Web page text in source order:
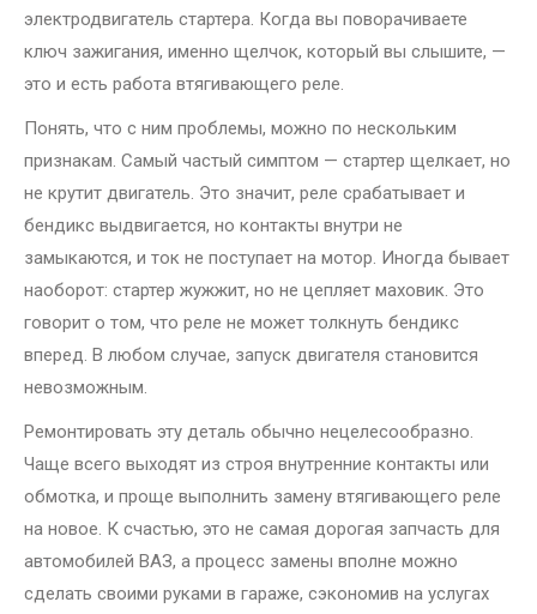
электродвигатель стартера. Когда вы поворачиваете
ключ зажигания, именно щелчок, который вы слышите, —
это и есть работа втягивающего реле.
Понять, что с ним проблемы, можно по нескольким
признакам. Самый частый симптом — стартер щелкает, но
не крутит двигатель. Это значит, реле срабатывает и
бендикс выдвигается, но контакты внутри не
замыкаются, и ток не поступает на мотор. Иногда бывает
наоборот: стартер жужжит, но не цепляет маховик. Это
говорит о том, что реле не может толкнуть бендикс
вперед. В любом случае, запуск двигателя становится
невозможным.
Ремонтировать эту деталь обычно нецелесообразно.
Чаще всего выходят из строя внутренние контакты или
обмотка, и проще выполнить замену втягивающего реле
на новое. К счастью, это не самая дорогая запчасть для
автомобилей ВАЗ, а процесс замены вполне можно
сделать своими руками в гараже, сэкономив на услугах